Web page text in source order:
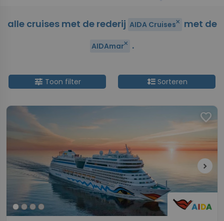
alle cruises met de rederij AIDA Cruisesclose met de
AIDAmarclose .
tune Toon filter format_line_spacingSorteren
favorite
chevron_right